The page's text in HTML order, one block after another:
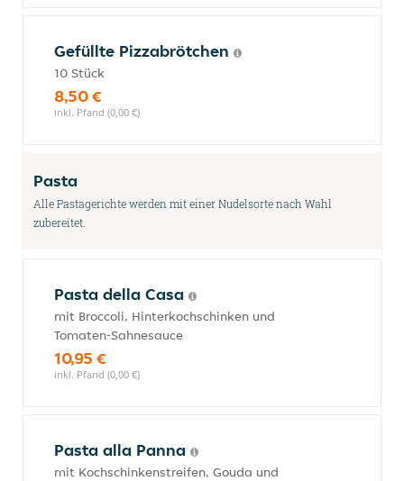
Gefüllte Pizzabrötchen
10 Stück
8,50 €
inkl. Pfand (0,00 €)
Pasta
Alle Pastagerichte werden mit einer Nudelsorte nach Wahl
zubereitet.
Pasta della Casa
mit Broccoli, Hinterkochschinken und
Tomaten-Sahnesauce
10,95 €
inkl. Pfand (0,00 €)
Pasta alla Panna
mit Kochschinkenstreifen, Gouda und